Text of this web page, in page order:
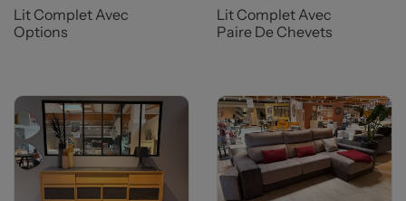
Lit Complet Avec
Options
Lit Complet Avec
Paire De Chevets